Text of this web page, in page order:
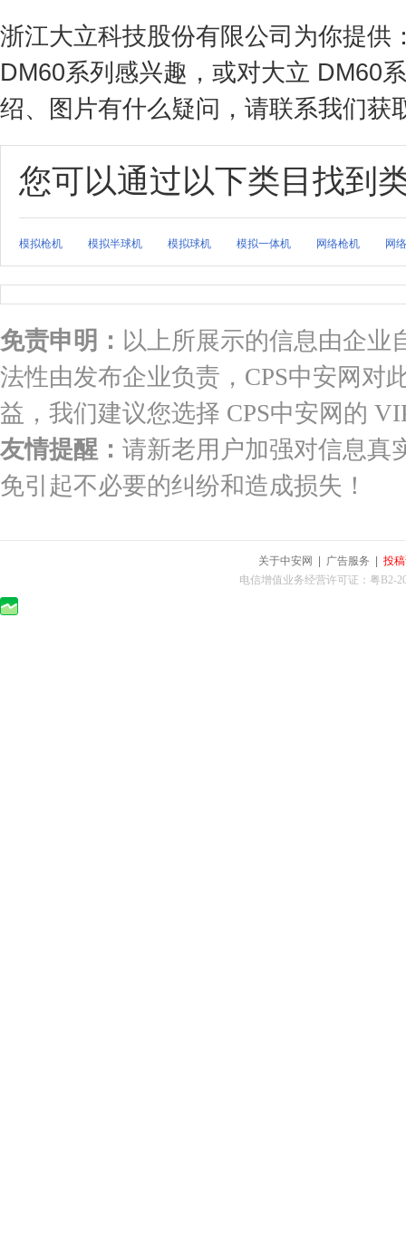
浙江大立科技股份有限公司为你提供
DM60系列感兴趣，或对大立 DM60
绍、图片有什么疑问，请联系我们获
您可以通过以下类目找到
模拟枪机 模拟半球机 模拟球机 模拟一体机 网络枪机 网
免责申明： 以上所展示的信息由企业
法性由发布企业负责，CPS中安网对
益，我们建议您选择 CPS中安网的
友情提醒： 请新老用户加强对信息真
免引起不必要的纠纷和造成损失！
关于中安网 广告服务
投
电信增值业务经营许可证：粤